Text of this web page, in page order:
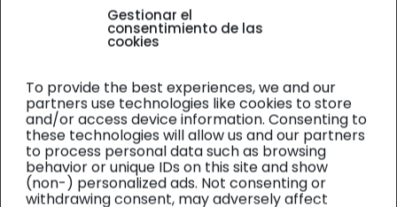
Gestionar el
consentimiento de las
cookies
To provide the best experiences, we and our
partners use technologies like cookies to store
and/or access device information. Consenting to
these technologies will allow us and our partners
to process personal data such as browsing
behavior or unique IDs on this site and show
(non-) personalized ads. Not consenting or
withdrawing consent, may adversely affect